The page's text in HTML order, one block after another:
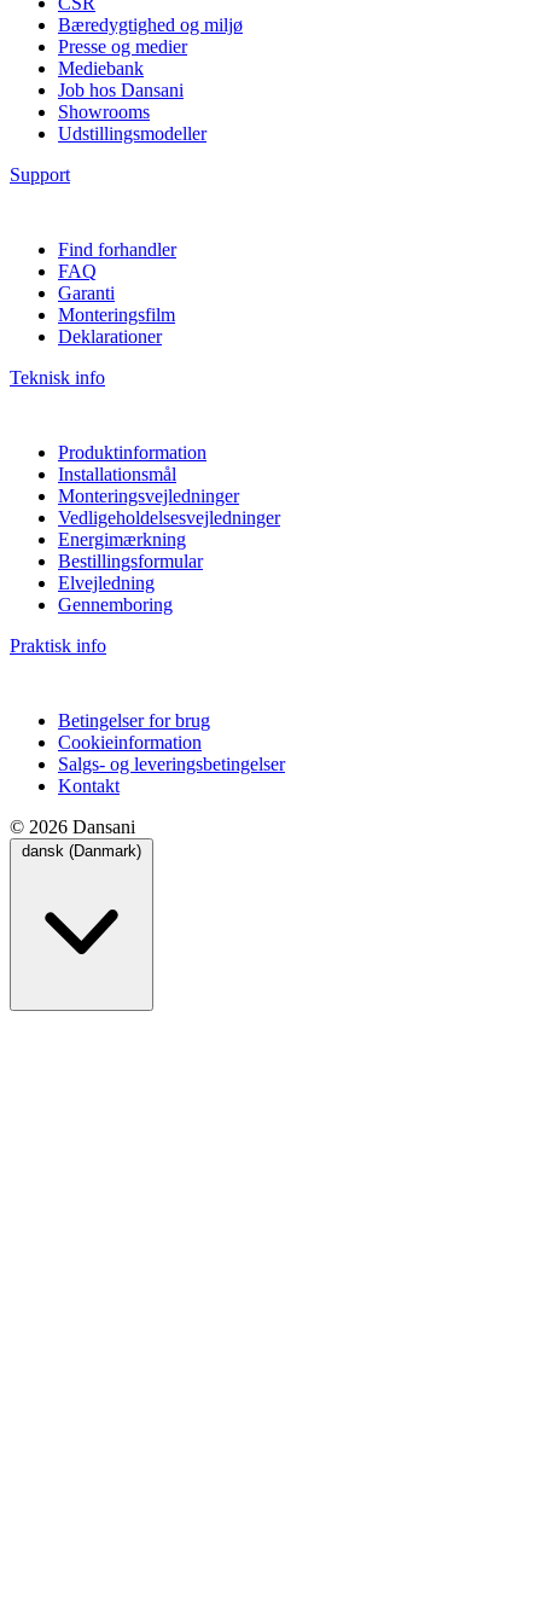
Bæredygtighed og miljø
Presse og medier
Mediebank
Job hos Dansani
Showrooms
Udstillingsmodeller
Support
Find forhandler
FAQ
Garanti
Monteringsfilm
Deklarationer
Teknisk info
Produktinformation
Installationsmål
Monteringsvejledninger
Vedligeholdelsesvejledninger
Energimærkning
Bestillingsformular
Elvejledning
Gennemboring
Praktisk info
Betingelser for brug
Cookieinformation
Salgs- og leveringsbetingelser
Kontakt
© 2026 Dansani
dansk (Danmark)